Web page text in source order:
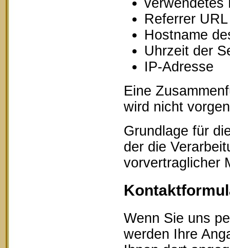
verwendetes
Referrer URL
Hostname
Uhrzeit der
IP-Adresse
Eine
wird nicht
Grundlage für
der die
vorvertraglicher
Wenn Sie uns
werden Ihre